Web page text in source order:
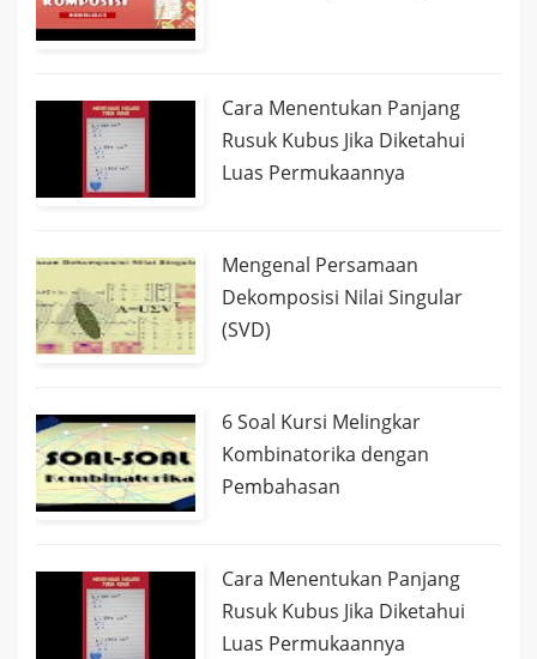
Cara Menentukan Panjang
Rusuk Kubus Jika Diketahui
Luas Permukaannya
Mengenal Persamaan
Dekomposisi Nilai Singular
(SVD)
6 Soal Kursi Melingkar
Kombinatorika dengan
Pembahasan
Cara Menentukan Panjang
Rusuk Kubus Jika Diketahui
Luas Permukaannya